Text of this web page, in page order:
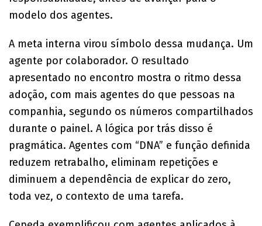
modelo dos agentes.
A meta interna virou símbolo dessa mudança. Um
agente por colaborador. O resultado
apresentado no encontro mostra o ritmo dessa
adoção, com mais agentes do que pessoas na
companhia, segundo os números compartilhados
durante o painel. A lógica por trás disso é
pragmática. Agentes com “DNA” e função definida
reduzem retrabalho, eliminam repetições e
diminuem a dependência de explicar do zero,
toda vez, o contexto de uma tarefa.